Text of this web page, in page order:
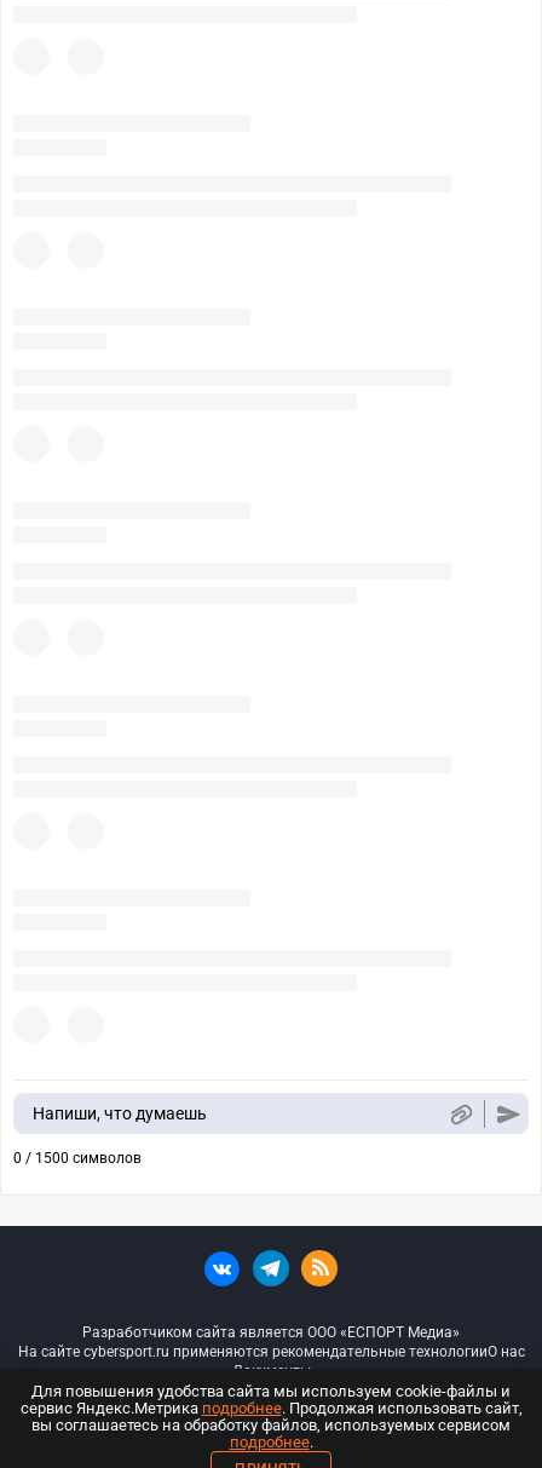
Напиши, что думаешь
0 / 1500 символов
Разработчиком сайта является ООО «ЕСПОРТ Медиа»
На сайте cybersport.ru применяются рекомендательные технологииО нас
Документы
© ООО «Киберспорт.ру» — Все права защищены
18+
Для повышения удобства сайта мы используем cookie-файлы и
сервис Яндекс.Метрика подробнее. Продолжая использовать сайт,
вы соглашаетесь на обработку файлов, используемых сервисом
подробнее.